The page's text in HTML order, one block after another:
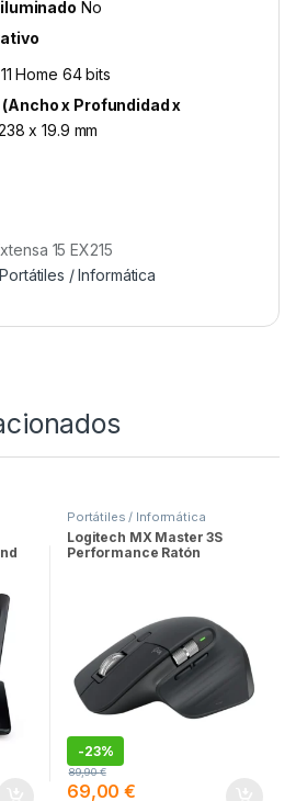
No
Home 64 bits
x Profundidad x
x 19.9 mm
15 EX215
Portátiles / Informática
Portátiles / Informática
Logitech MX Master 3S
Performance Ratón
-23%
69,00€
89,90€